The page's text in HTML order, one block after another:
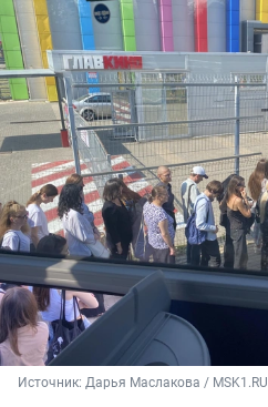
Источник: Дарья Маслакова / MSK1.RU